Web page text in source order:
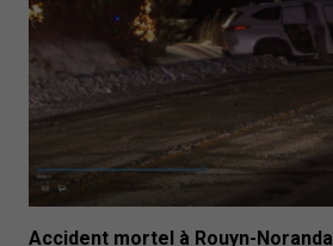
Accident mortel à Rouyn-Noranda